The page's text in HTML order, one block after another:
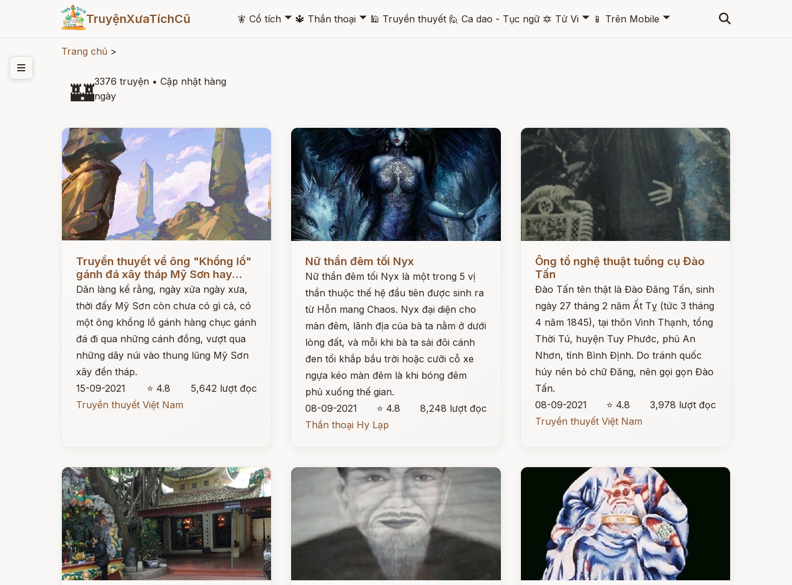
TruyệnXưaTíchCũ 🧚 Cổ tích 🞃 🔱 Thần thoại 🞃 🕌 Truyền thuyết 🙋 Ca dao - Tục ngữ 🔯 Tử Vi 🞃 📱 Trên Mobile 🞃
Trang chủ >
🏰3376 truyện • Cập nhật hàng
ngày
Đọc ngay
Truyền thuyết về ông "Khổng lồ"
gánh đá xây tháp Mỹ Sơn hay...
Dân làng kể rằng, ngày xửa ngày xưa,
thời đấy Mỹ Sơn còn chưa có gì cả, có
một ông khổng lồ gánh hàng chục gánh
đá đi qua những cánh đồng, vượt qua
những dãy núi vào thung lũng Mỹ Sơn
xây đền tháp.
15-09-2021
⭐ 4.8
5,642 lượt đọc
Truyền thuyết Việt Nam
Nữ thần đêm tối Nyx
Nữ thần đêm tối Nyx là một trong 5 vị
thần thuộc thế hệ đầu tiên được sinh ra
từ Hỗn mang Chaos. Nyx đại diện cho
màn đêm, lãnh địa của bà ta nằm ở dưới
lòng đất, và mỗi khi bà ta sải đôi cánh
đen tối khắp bầu trời hoặc cưỡi cỗ xe
ngựa kéo màn đêm là khi bóng đêm
phủ xuống thế gian.
08-09-2021
⭐ 4.8
8,248 lượt đọc
Thần thoại Hy Lạp
Đọc ngay
Ông tổ nghệ thuật tuồng cụ Đào
Tấn
Đào Tấn tên thật là Đào Đăng Tấn, sinh
ngày 27 tháng 2 năm Ất Tỵ (tức 3 tháng
4 năm 1845), tại thôn Vinh Thạnh, tổng
Thời Tú, huyện Tuy Phước, phủ An
Nhơn, tỉnh Bình Định. Do tránh quốc
húy nên bỏ chữ Đăng, nên gọi gọn Đào
Tấn.
08-09-2021
⭐ 4.8
3,978 lượt đọc
Truyền thuyết Việt Nam